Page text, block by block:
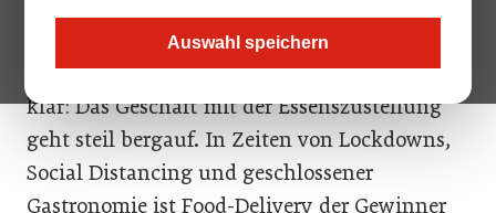
Auswahl speichern
und Abwechslung beim Essen, die Kunden
lockte. Dann kam die Pandemie. Schnell war
klar: Das Geschäft mit der Essenszustellung
geht steil bergauf. In Zeiten von Lockdowns,
Social Distancing und geschlossener
Gastronomie ist Food-Delivery der Gewinner